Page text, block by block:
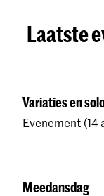
Laatste
Variaties en
Evenement (14
Meedansdag